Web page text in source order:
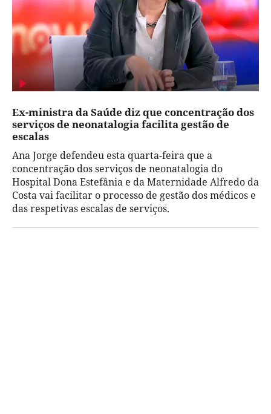
Ex-ministra da Saúde diz que concentração dos
serviços de neonatalogia facilita gestão de
escalas
Ana Jorge defendeu esta quarta-feira que a
concentração dos serviços de neonatalogia do
Hospital Dona Estefânia e da Maternidade Alfredo da
Costa vai facilitar o processo de gestão dos médicos e
das respetivas escalas de serviços.